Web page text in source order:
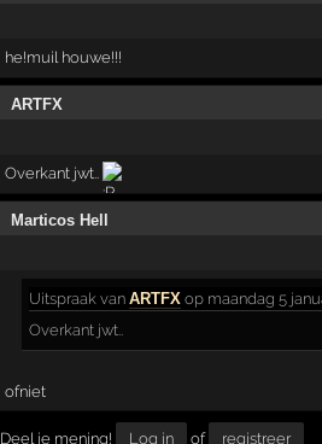
he!muil houwe!!!
ARTFX
Overkant jwt..
Marticos Hell
Uitspraak vanARTFX op maandag 5
Overkant jwt..
ofniet
Deel je mening! Log in of registreer